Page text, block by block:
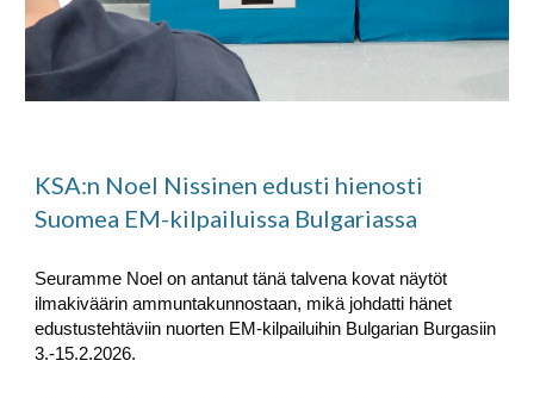
KSA:n Noel Nissinen edusti hienosti
Suomea EM-kilpailuissa Bulgariassa
Seuramme Noel on antanut tänä talvena kovat näytöt
ilmakiväärin ammuntakunnostaan, mikä johdatti hänet
edustustehtäviin nuorten EM-kilpailuihin Bulgarian Burgasiin
3.-15.2.2026.